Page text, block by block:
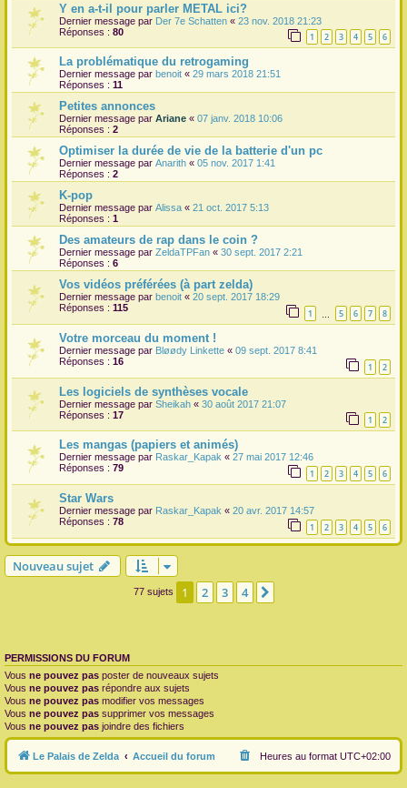
Y en a-t-il pour parler METAL ici?
Dernier message par Der 7e Schatten « 23 nov. 2018 21:23
Réponses : 80 1 2 3 4 5 6
La problématique du retrogaming
Dernier message par benoit « 29 mars 2018 21:51
Réponses : 11
Petites annonces
Dernier message par Ariane « 07 janv. 2018 10:06
Réponses : 2
Optimiser la durée de vie de la batterie d'un pc
Dernier message par Anarith « 05 nov. 2017 1:41
Réponses : 2
K-pop
Dernier message par Alissa « 21 oct. 2017 5:13
Réponses : 1
Des amateurs de rap dans le coin ?
Dernier message par ZeldaTPFan « 30 sept. 2017 2:21
Réponses : 6
Vos vidéos préférées (à part zelda)
Dernier message par benoit « 20 sept. 2017 18:29
Réponses : 115 1 5 6 7 8
Votre morceau du moment !
Dernier message par Bløødy Linkette « 09 sept. 2017 8:41
Réponses : 16 1 2
Les logiciels de synthèses vocale
Dernier message par Sheikah « 30 août 2017 21:07
Réponses : 17 1 2
Les mangas (papiers et animés)
Dernier message par Raskar_Kapak « 27 mai 2017 12:46
Réponses : 79 1 2 3 4 5 6
Star Wars
Dernier message par Raskar_Kapak « 20 avr. 2017 14:57
Réponses : 78 1 2 3 4 5 6
Nouveau sujet
77 sujets 1 2 3 4
PERMISSIONS DU FORUM
Vous ne pouvez pas poster de nouveaux sujets
Vous ne pouvez pas répondre aux sujets
Vous ne pouvez pas modifier vos messages
Vous ne pouvez pas supprimer vos messages
Vous ne pouvez pas joindre des fichiers
Le Palais de Zelda Accueil du forum Heures au format UTC+02:00